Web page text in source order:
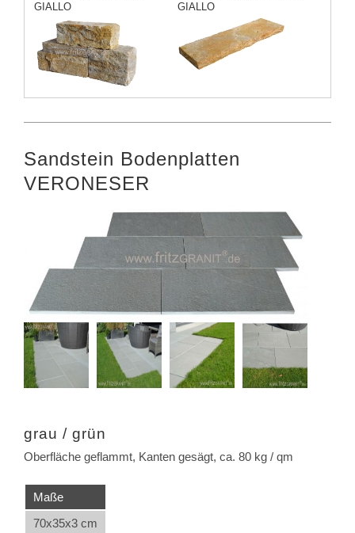
GIALLO
GIALLO
Sandstein Bodenplatten
VERONESER
grau / grün
Oberfläche geflammt, Kanten gesägt, ca. 80 kg / qm
Maße
70x35x3 cm